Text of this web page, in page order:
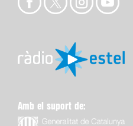
Amb el suport de: